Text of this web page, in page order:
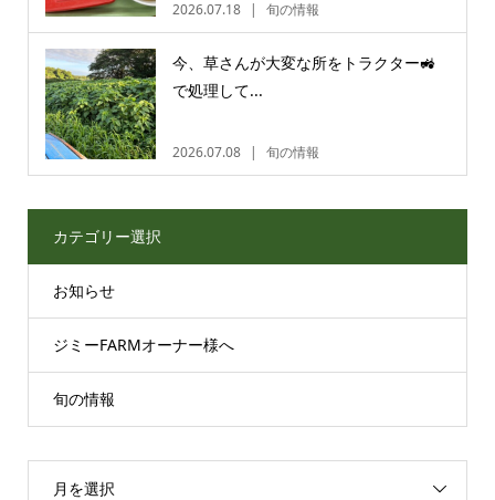
2026.07.18 旬の情報
今、草さんが大変な所をトラクター🚜
で処理して...
2026.07.08 旬の情報
カテゴリー選択
お知らせ
ジミーFARMオーナー様へ
旬の情報
月を選択